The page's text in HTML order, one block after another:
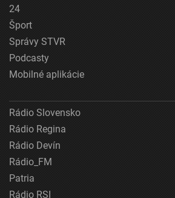
24
Šport
Správy STVR
Podcasty
Mobilné aplikácie
Rádio Slovensko
Rádio Regina
Rádio Devín
Rádio_FM
Patria
Rádio RSI